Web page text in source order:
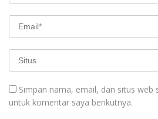
Simpan nama, email, dan situs web
untuk komentar saya berikutnya.